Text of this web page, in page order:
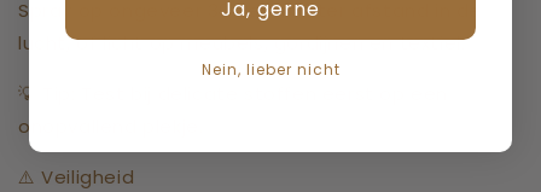
Spray op ongeveer 30 centimeter afstand in de
lucht, of licht op meubels, gordijnen en textiel.
💡 Tip: Test bij delicate stoffen eerst op een
onopvallend plekje.
⚠️ Veiligheid
Ja, gerne
Nein, lieber nicht